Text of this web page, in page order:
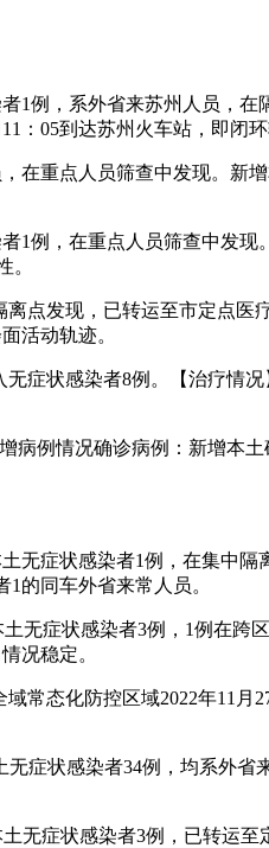
1例，系外省来苏州人员，
：05到达苏州火车站，即闭环
在重点人员筛查中发现。新
1例，在重点人员筛查中发现
。
点发现，已转运至市定点医
活动轨迹。
症状感染者8例。【治疗情
病例情况确诊病例：新增本
无症状感染者1例，在集中
的同车外省来常人员。
无症状感染者3例，1例在跨
况稳定。
常态化防控区域2022年11
症状感染者34例，均系外
无症状感染者3例，已转运